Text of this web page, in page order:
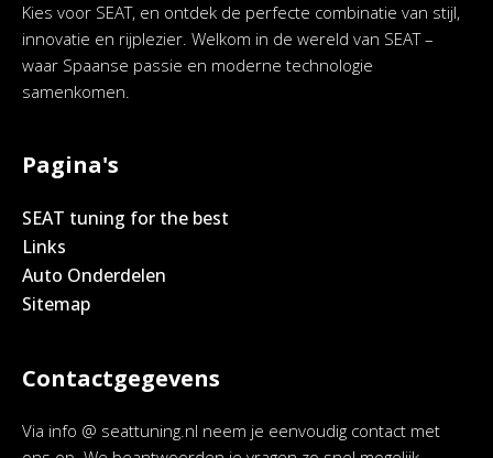
Kies voor SEAT, en ontdek de perfecte combinatie van stijl,
innovatie en rijplezier. Welkom in de wereld van SEAT –
waar Spaanse passie en moderne technologie
samenkomen.
Pagina's
SEAT tuning for the best
Links
Auto Onderdelen
Sitemap
Contactgegevens
Via info @ seattuning.nl neem je eenvoudig contact met